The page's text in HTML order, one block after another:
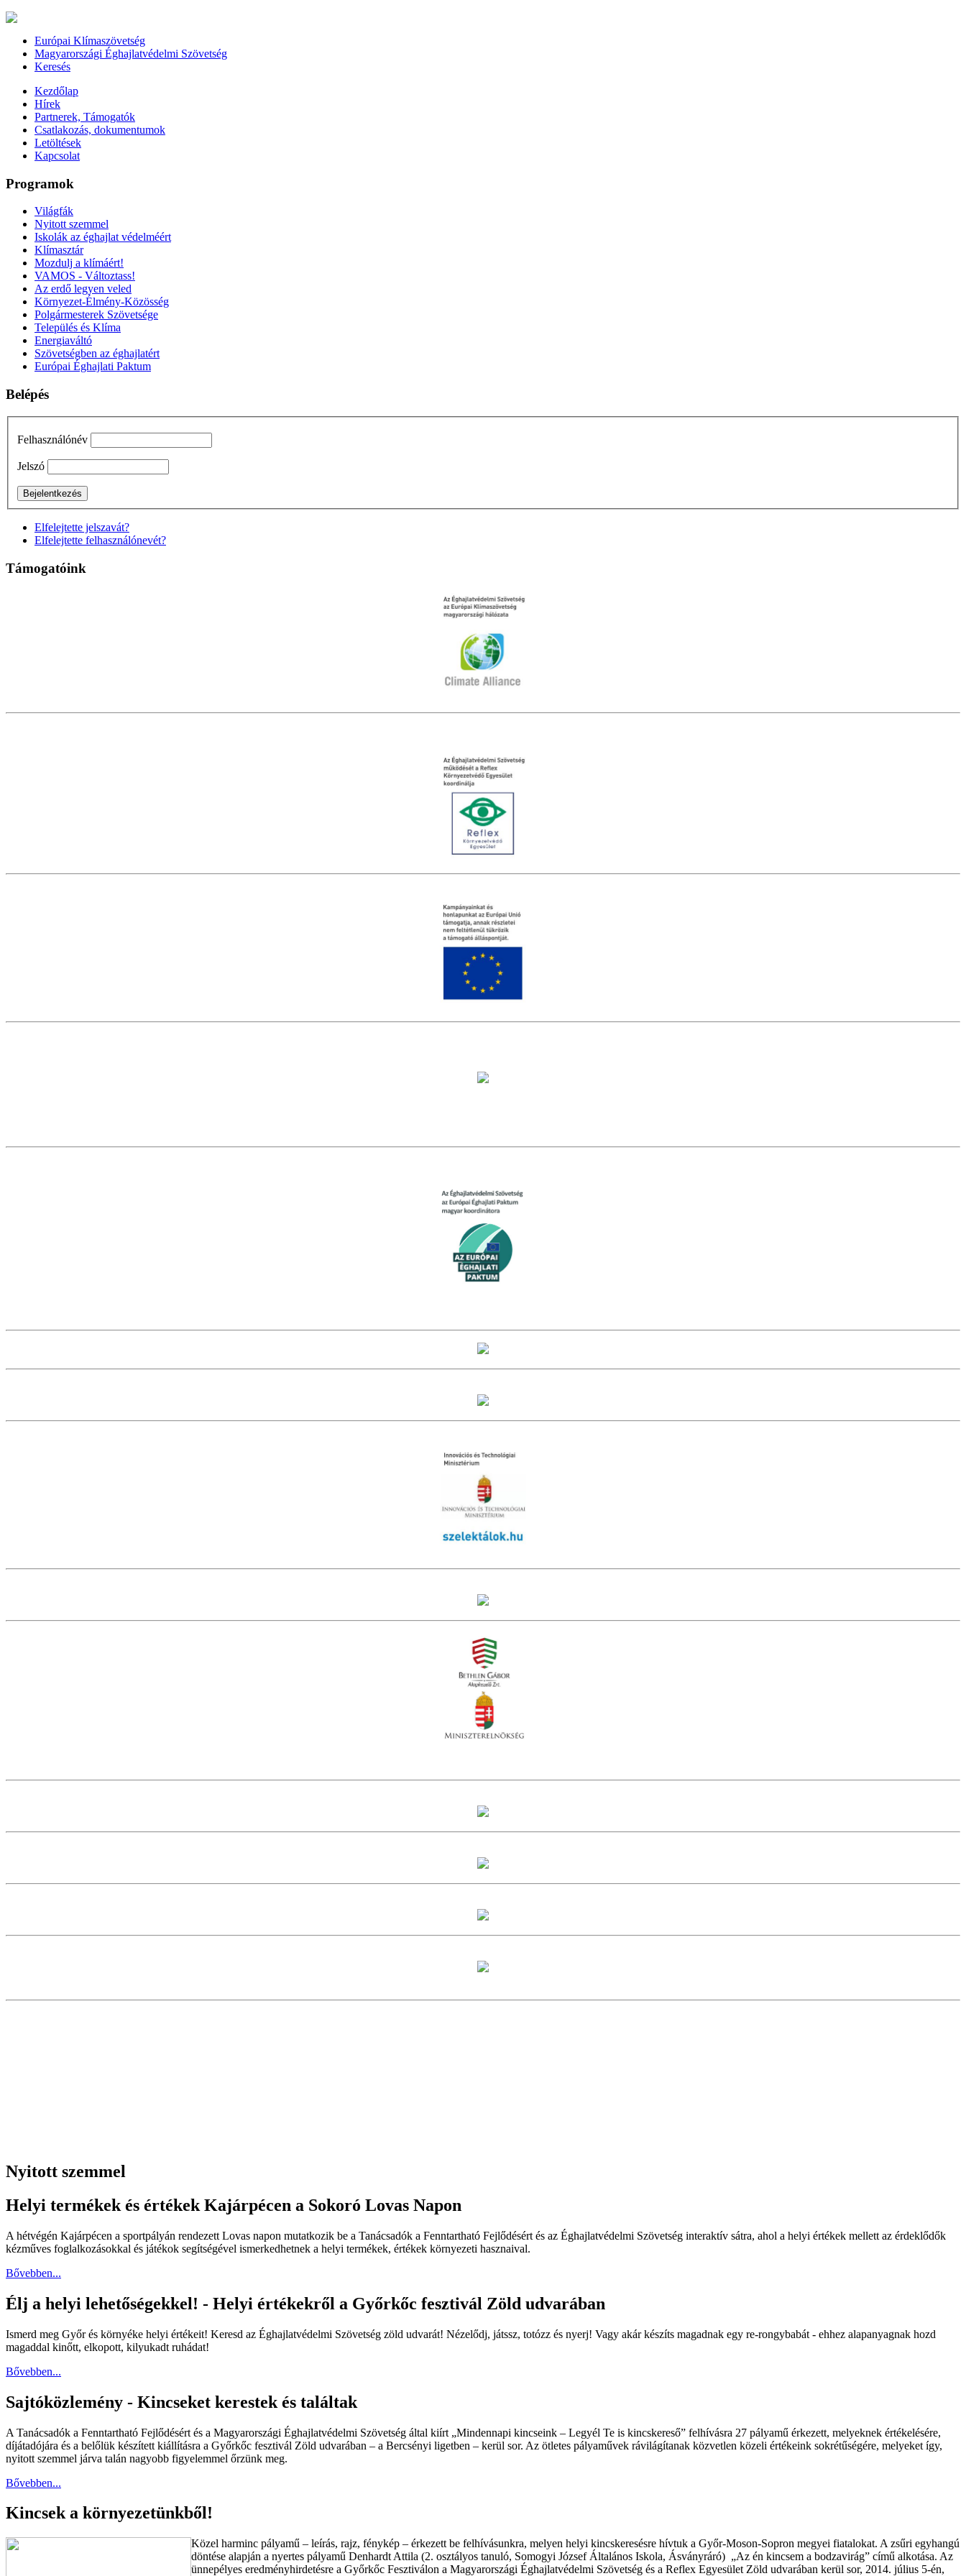
Európai Klímaszövetség
Magyarországi Éghajlatvédelmi Szövetség
Keresés
Kezdőlap
Hírek
Partnerek, Támogatók
Csatlakozás, dokumentumok
Letöltések
Kapcsolat
Programok
Világfák
Nyitott szemmel
Iskolák az éghajlat védelméért
Klímasztár
Mozdulj a klímáért!
VAMOS - Változtass!
Az erdő legyen veled
Környezet-Élmény-Közösség
Polgármesterek Szövetsége
Település és Klíma
Energiaváltó
Szövetségben az éghajlatért
Európai Éghajlati Paktum
Belépés
Felhasználónév
Jelszó
Elfelejtette jelszavát?
Elfelejtette felhasználónevét?
Támogatóink
Nyitott szemmel
Helyi termékek és értékek Kajárpécen a Sokoró Lovas Napon
A hétvégén Kajárpécen a sportpályán rendezett Lovas napon mutatkozik be a Tanácsadók a Fenntartható Fejlődésért és az Éghajlatvédelmi Szövetség interaktív sátra, ahol a helyi értékek mellett az érdeklődők
kézműves foglalkozásokkal és játékok segítségével ismerkedhetnek a helyi termékek, értékek környezeti hasznaival.
Bővebben...
Élj a helyi lehetőségekkel! - Helyi értékekről a Győrkőc fesztivál Zöld udvarában
Ismerd meg Győr és környéke helyi értékeit! Keresd az Éghajlatvédelmi Szövetség zöld udvarát! Nézelődj, játssz, totózz és nyerj! Vagy akár készíts magadnak egy re-rongybabát - ehhez alapanyagnak hozd
magaddal kinőtt, elkopott, kilyukadt ruhádat!
Bővebben...
Sajtóközlemény - Kincseket kerestek és találtak
A Tanácsadók a Fenntartható Fejlődésért és a Magyarországi Éghajlatvédelmi Szövetség által kiírt „Mindennapi kincseink – Legyél Te is kincskereső” felhívásra 27 pályamű érkezett, melyeknek értékelésére,
díjátadójára és a belőlük készített kiállításra a Győrkőc fesztivál Zöld udvarában – a Bercsényi ligetben – kerül sor. Az ötletes pályaművek rávilágítanak közvetlen közeli értékeink sokrétűségére, melyeket így,
nyitott szemmel járva talán nagyobb figyelemmel őrzünk meg.
Bővebben...
Kincsek a környezetünkből!
Közel harminc pályamű – leírás, rajz, fénykép – érkezett be felhívásunkra, melyen helyi kincskeresésre hívtuk a Győr-Moson-Sopron megyei fiatalokat. A zsűri egyhangú
döntése alapján a nyertes pályamű Denhardt Attila (2. osztályos tanuló, Somogyi József Általános Iskola, Ásványráró) „Az én kincsem a bodzavirág” című alkotása. Az
ünnepélyes eredményhirdetésre a Győrkőc Fesztiválon a Magyarországi Éghajlatvédelmi Szövetség és a Reflex Egyesület Zöld udvarában kerül sor, 2014. július 5-én,